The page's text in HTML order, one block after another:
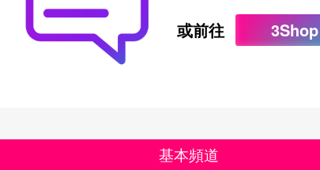
或前往 3Shop
基本頻道